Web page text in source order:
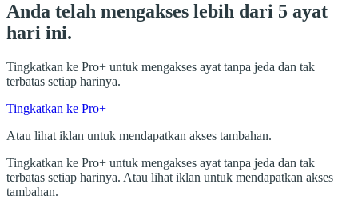
Anda telah mengakses lebih dari 5 ayat
hari ini.
Tingkatkan ke Pro+ untuk mengakses ayat tanpa jeda dan tak
terbatas setiap harinya.
Tingkatkan ke Pro+
Atau lihat iklan untuk mendapatkan akses tambahan.
Tingkatkan ke Pro+ untuk mengakses ayat tanpa jeda dan tak
terbatas setiap harinya. Atau lihat iklan untuk mendapatkan akses
tambahan.